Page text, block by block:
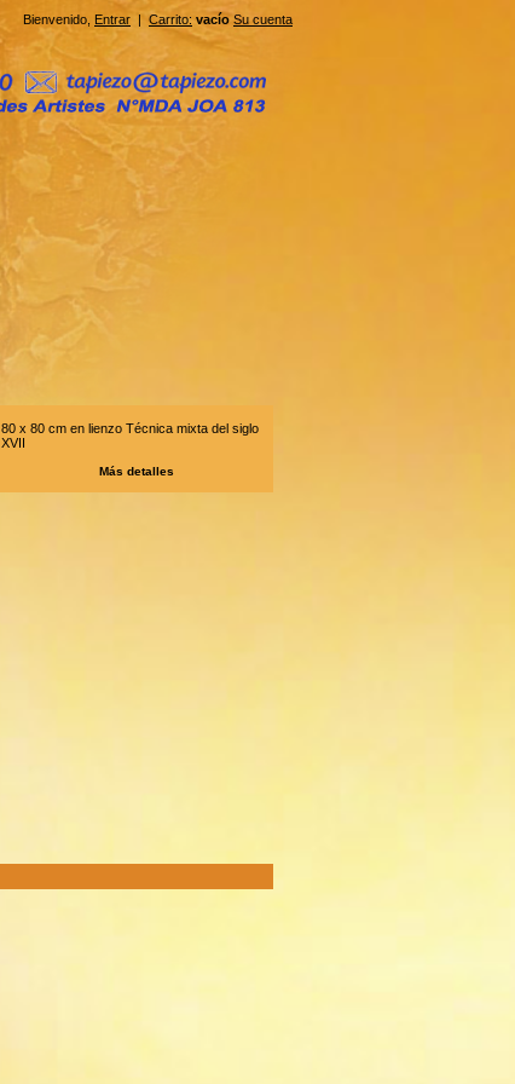
Bienvenido, Entrar | Carrito: vacío Su cuenta
80 x 80 cm en lienzo Técnica mixta del siglo
XVII
Más detalles